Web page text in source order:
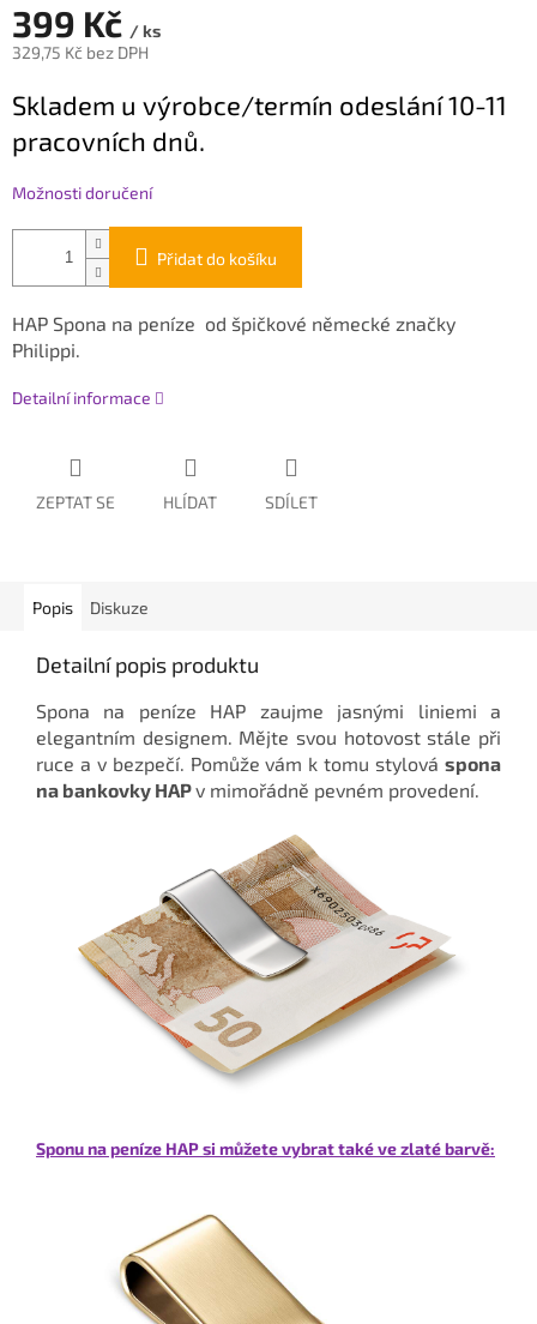
399 Kč / ks
329,75 Kč bez DPH
cena:
Skladem u výrobce/termín odeslání 10-11
pracovních dnů.
Možnosti doručení
Přidat do košíku
HAP Spona na peníze od špičkové německé značky
Philippi.
Detailní informace
ZEPTAT SE HLÍDAT SDÍLET
Popis Diskuze
Detailní popis produktu
Spona na peníze HAP zaujme jasnými liniemi a
elegantním designem. Mějte svou hotovost stále při
ruce a v bezpečí. Pomůže vám k tomu stylová spona
na bankovky HAPv mimořádně pevném provedení.
Sponu na peníze HAP si můžete vybrat také ve zlaté barvě: